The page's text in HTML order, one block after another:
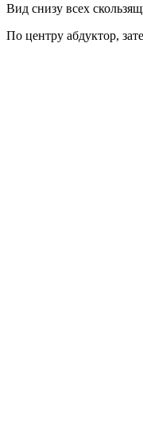
Вид снизу всех
По центру абдуктор,